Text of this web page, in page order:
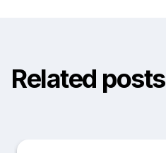
Related posts